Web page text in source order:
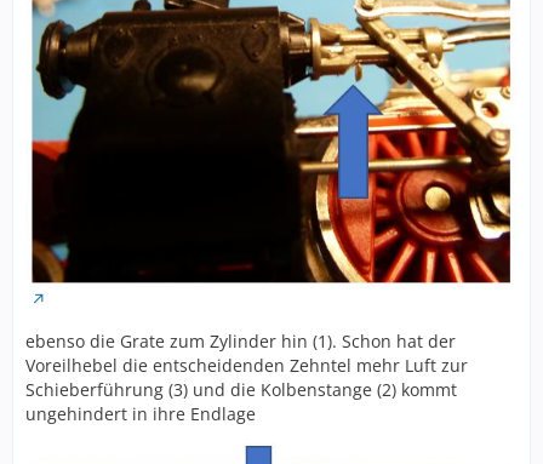
ebenso die Grate zum Zylinder hin (1). Schon hat der
Voreilhebel die entscheidenden Zehntel mehr Luft zur
Schieberführung (3) und die Kolbenstange (2) kommt
ungehindert in ihre Endlage